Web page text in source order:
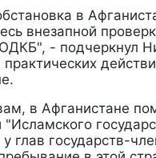
в
внезапной
- подчеркнул
в Афганистане
"Исламского
у глав государств-